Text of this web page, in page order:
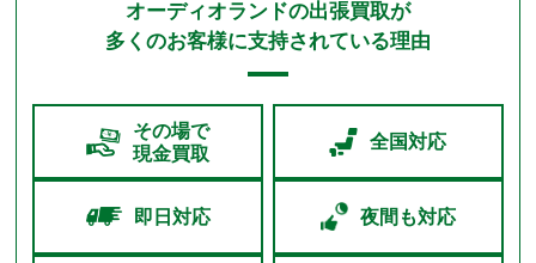
オーディオランドの出張買取が
多くのお客様に支持されている理由
その場で
現金買取
全国対応
即日対応 夜間も対応